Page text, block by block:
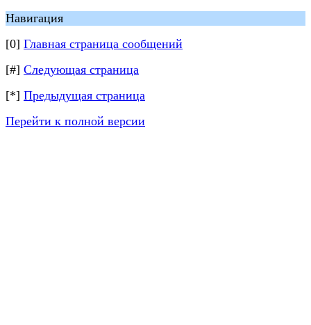
Навигация
[0] Главная страница сообщений
[#] Следующая страница
[*] Предыдущая страница
Перейти к полной версии